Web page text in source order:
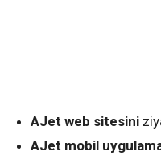
AJet web sitesini
AJet mobil